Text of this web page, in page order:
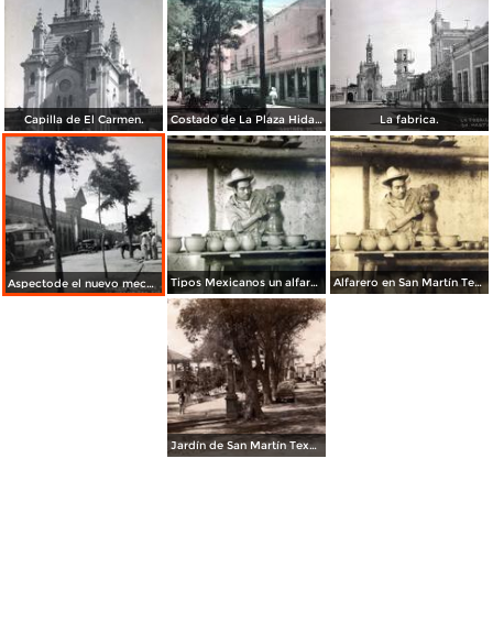
Capilla de El Carmen. Costado de La Plaza Hidalgo. La fabrica.
Aspectode el nuevo mecado. Tipos Mexicanos un alfarero. Alfarero en San Martín Texmelucán
Jardín de San Martín Texmelucán